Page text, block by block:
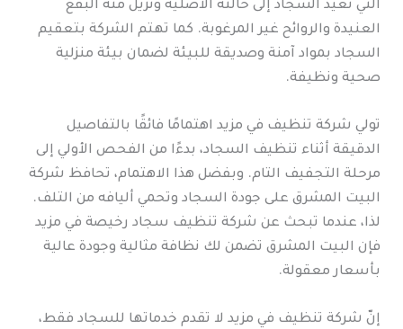
التي تُعيد السجاد إلى حالته الأصلية وتزيل منه البقع
العنيدة والروائح غير المرغوبة. كما تهتم الشركة بتعقيم
السجاد بمواد آمنة وصديقة للبيئة لضمان بيئة منزلية
صحية ونظيفة.
تولي شركة تنظيف في مزيد اهتمامًا فائقًا بالتفاصيل
الدقيقة أثناء تنظيف السجاد، بدءًا من الفحص الأولي إلى
مرحلة التجفيف التام. وبفضل هذا الاهتمام، تحافظ شركة
البيت المشرق على جودة السجاد وتحمي أليافه من التلف.
لذا، عندما تبحث عن شركة تنظيف سجاد رخيصة في مزيد
فإن البيت المشرق تضمن لك نظافة مثالية وجودة عالية
بأسعار معقولة.
إنّ شركة تنظيف في مزيد لا تقدم خدماتها للسجاد فقط،